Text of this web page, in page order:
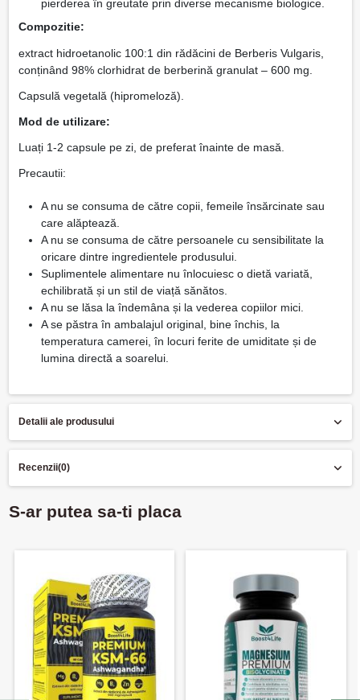
pierderea în greutate prin diverse mecanisme biologice.
Compozitie:
extract hidroetanolic 100:1 din rădăcini de Berberis Vulgaris,
conținând 98% clorhidrat de berberină granulat – 600 mg.
Capsulă vegetală (hipromeloză).
Mod de utilizare:
Luați 1-2 capsule pe zi, de preferat înainte de masă.
Precautii:
A nu se consuma de către copii, femeile însărcinate sau
care alăptează.
A nu se consuma de către persoanele cu sensibilitate la
oricare dintre ingredientele produsului.
Suplimentele alimentare nu înlocuiesc o dietă variată,
echilibrată și un stil de viață sănătos.
A nu se lăsa la îndemâna și la vederea copiilor mici.
A se păstra în ambalajul original, bine închis, la
temperatura camerei, în locuri ferite de umiditate și de
lumina directă a soarelui.
Detalii ale produsului
Recenzii(0)
S-ar putea sa-ti placa